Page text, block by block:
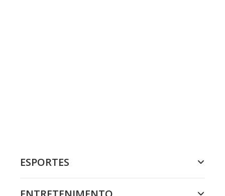
ESPORTES